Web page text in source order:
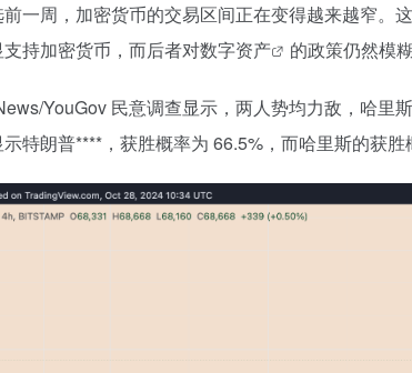
一周，加密货币的交易区间正在变得越来越窄。
持加密货币，而后者对数字资产 的政策仍然模糊
YouGov 民意调查显示，两人势均力敌，哈里
特朗普****，获胜概率为 66.5%，而哈里斯的获胜